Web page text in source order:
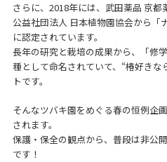
さらに、2018年には、武田薬品 京都
公益社団法人 日本植物園協会から「
に認定されています。
長年の研究と栽培の成果から、「修
種として命名されていて、“椿好きな
トです。
そんなツバキ園をめぐる春の恒例企
されます。
保護・保全の観点から、普段は非公
です！